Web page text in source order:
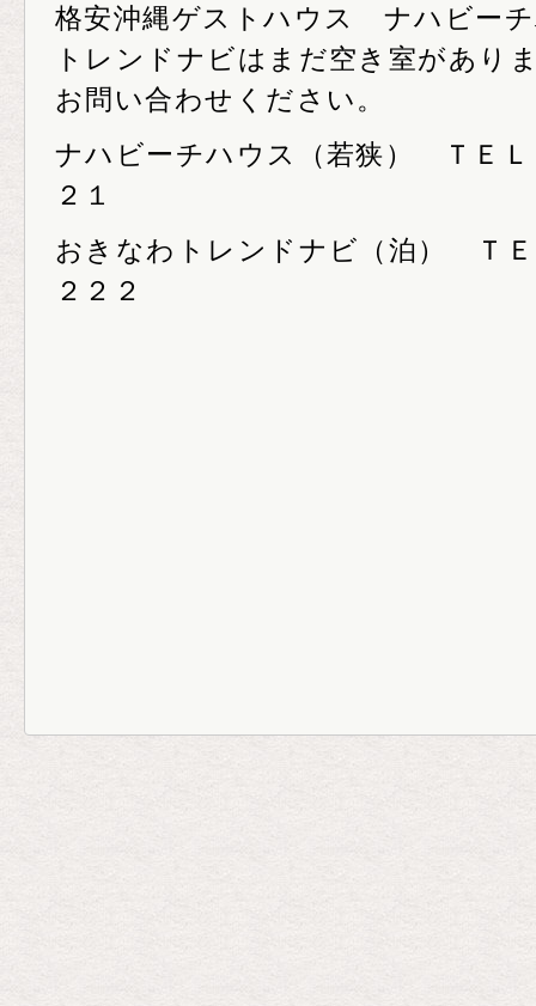
格安沖縄ゲストハウス ナハビー
トレンドナビはまだ空き室があり
お問い合わせください。
ナハビーチハウス（若狭） ＴＥＬ
２１
おきなわトレンドナビ（泊） Ｔ
２２２